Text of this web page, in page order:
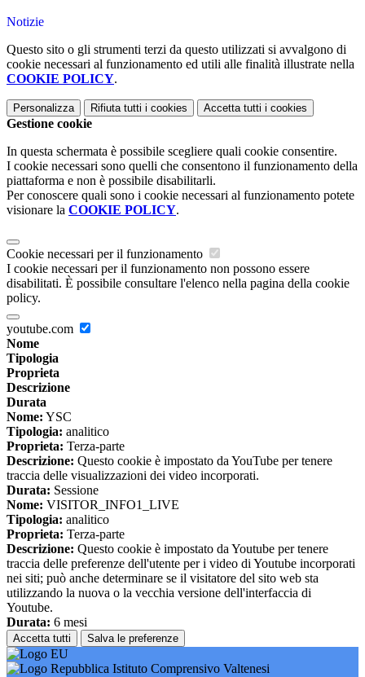
Notizie
Questo sito o gli strumenti terzi da questo utilizzati si avvalgono di
cookie necessari al funzionamento ed utili alle finalità illustrate nella
COOKIE POLICY.
Personalizza Rifiuta tutti i cookies Accetta tutti i cookies
Gestione cookie
In questa schermata è possibile scegliere quali cookie consentire.
I cookie necessari sono quelli che consentono il funzionamento della
piattaforma e non è possibile disabilitarli.
Per conoscere quali sono i cookie necessari al funzionamento potete
visionare la COOKIE POLICY.
Cookie necessari per il funzionamento
I cookie necessari per il funzionamento non possono essere
disabilitati. È possibile consultare l'elenco nella pagina della cookie
policy.
youtube.com
Nome
Tipologia
Proprieta
Descrizione
Durata
Nome: YSC
Tipologia: analitico
Proprieta: Terza-parte
Descrizione: Questo cookie è impostato da YouTube per tenere
traccia delle visualizzazioni dei video incorporati.
Durata: Sessione
Nome: VISITOR_INFO1_LIVE
Tipologia: analitico
Proprieta: Terza-parte
Descrizione: Questo cookie è impostato da Youtube per tenere
traccia delle preferenze dell'utente per i video di Youtube incorporati
nei siti; può anche determinare se il visitatore del sito web sta
utilizzando la nuova o la vecchia versione dell'interfaccia di
Youtube.
Durata: 6 mesi
Accetta tutti Salva le preferenze
Istituto Comprensivo Valtenesi